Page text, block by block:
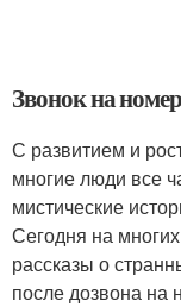
Звонок на
С развитием и
многие люди все
мистические
Сегодня на
рассказы о
после дозвона на